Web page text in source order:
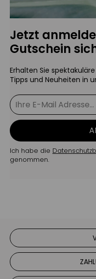
Jetzt
Gutschein
Erhalten Sie
Tipps und Neuheiten in
Ich habe die
genommen.